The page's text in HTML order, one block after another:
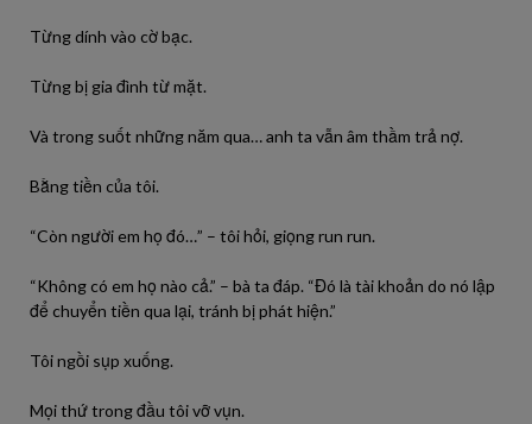
Từng dính vào cờ bạc.
Từng bị gia đình từ mặt.
Và trong suốt những năm qua… anh ta vẫn âm thầm trả nợ.
Bằng tiền của tôi.
“Còn người em họ đó…” – tôi hỏi, giọng run run.
“Không có em họ nào cả.” – bà ta đáp. “Đó là tài khoản do nó lập
để chuyển tiền qua lại, tránh bị phát hiện.”
Tôi ngồi sụp xuống.
Mọi thứ trong đầu tôi vỡ vụn.